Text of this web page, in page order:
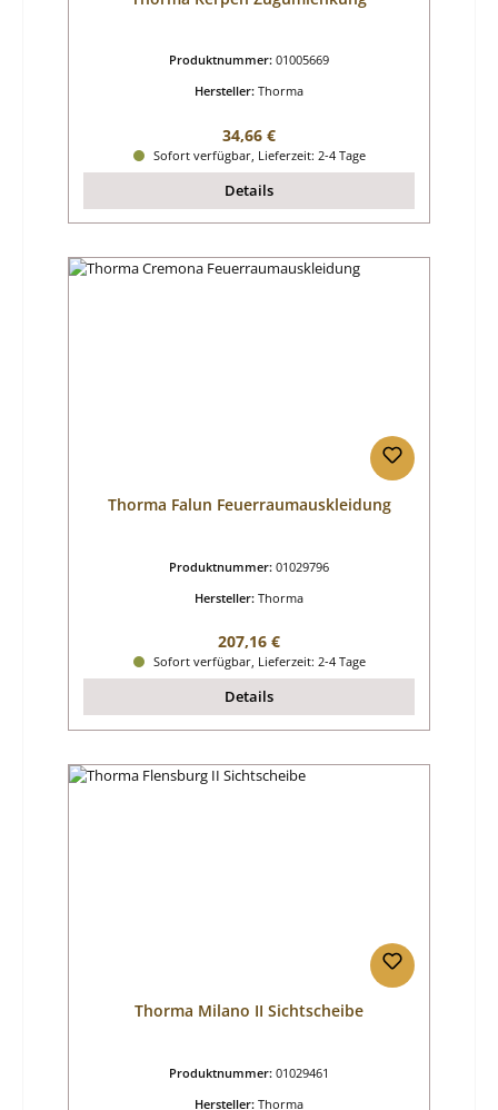
Produktnummer: 01005669
Hersteller: Thorma
Regulärer Preis:
34,66 €
Sofort verfügbar, Lieferzeit: 2-4 Tage
Details
Thorma Falun Feuerraumauskleidung
Produktnummer: 01029796
Hersteller: Thorma
Regulärer Preis:
207,16 €
Sofort verfügbar, Lieferzeit: 2-4 Tage
Details
Thorma Milano II Sichtscheibe
Produktnummer: 01029461
Hersteller: Thorma